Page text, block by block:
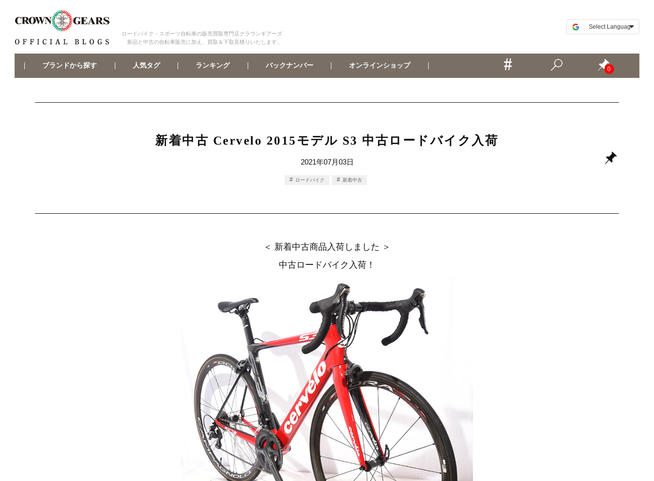
ロードバイク・スポーツ自転車の販売買取専門店クラウンギアーズ
新品と中古の自転車販売に加え、買取＆下取見積りいたします。
ブランドから探す 人気タグ ランキング バックナンバー オンラインショップ 0
新着中古 Cervelo 2015モデル S3 中古ロードバイク入荷
2021年07月03日
ロードバイク 新着中古
＜ 新着中古商品入荷しました ＞
中古ロードバイク入荷！